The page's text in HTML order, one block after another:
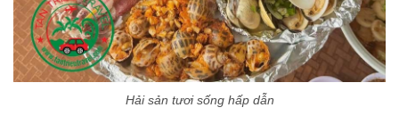
Hải sản tươi sống hấp dẫn